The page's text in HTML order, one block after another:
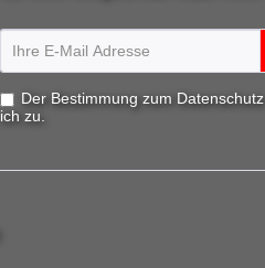
Der Bestimmung zum Datenschutz
ich zu.